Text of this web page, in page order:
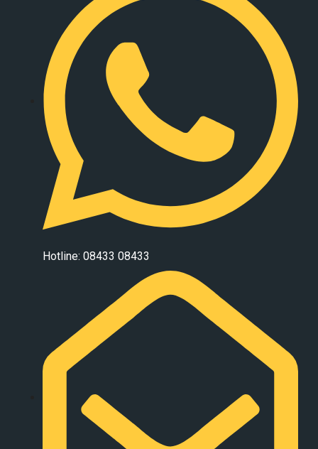
Hotline: 08433 08433